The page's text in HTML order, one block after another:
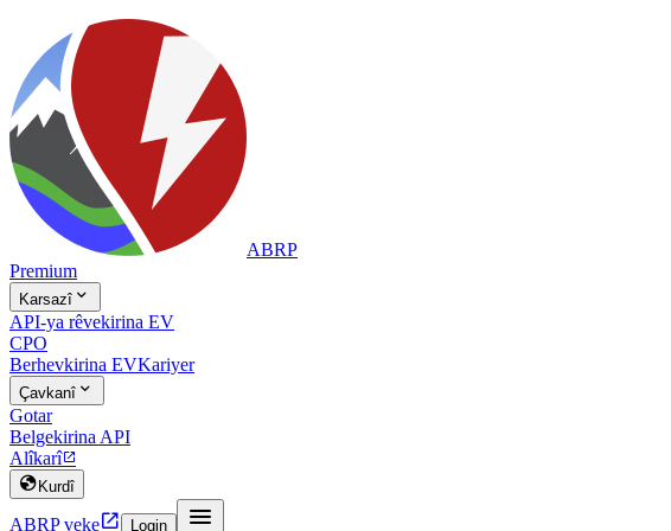
ABRP
Premium
Karsazî 
API-ya rêvekirina EV
CPO
Berhevkirina EVKariyer
Çavkanî 
Gotar
Belgekirina API
Alîkarî
 Kurdî
ABRP veke Login 